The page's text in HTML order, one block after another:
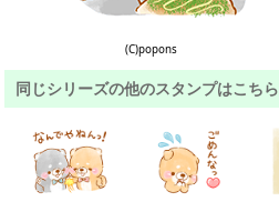
(C)popons
同じシリーズの他のスタンプはこちら